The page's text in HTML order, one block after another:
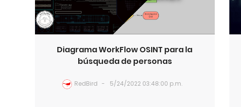
Diagrama WorkFlow OSINT para la
búsqueda de personas
RedBird 5/24/2022 03:48:00 p.m.